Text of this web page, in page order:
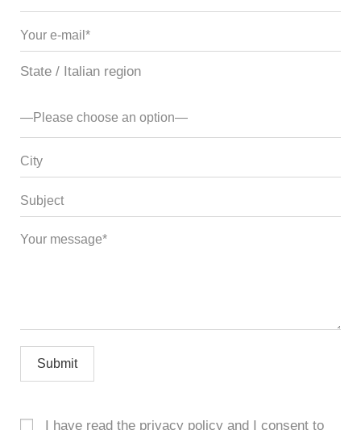
State / Italian region
I have read the privacy policy and I consent to